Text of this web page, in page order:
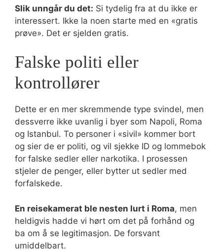
Slik unngår du det: Si tydelig fra at du ikke er
interessert. Ikke la noen starte med en «gratis
prøve». Det er sjelden gratis.
Falske politi eller
kontrollører
Dette er en mer skremmende type svindel, men
dessverre ikke uvanlig i byer som Napoli, Roma
og Istanbul. To personer i «sivil» kommer bort
og sier de er politi, og vil sjekke ID og lommebok
for falske sedler eller narkotika. I prosessen
stjeler de penger, eller bytter ut sedler med
forfalskede.
En reisekamerat ble nesten lurt i Roma, men
heldigvis hadde vi hørt om det på forhånd og
ba om å se legitimasjon. De forsvant
umiddelbart.